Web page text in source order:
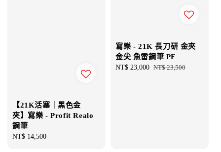
【21K活塞｜黑色金
夾】寫樂 - Profit Realo
鋼筆
Regular
NT$ 14,500
寫樂 - 21K 長刀研 金夾
金尖 魚雷鋼筆 PF
Sale
NT$ 23,000 Regular
NT$ 23,500